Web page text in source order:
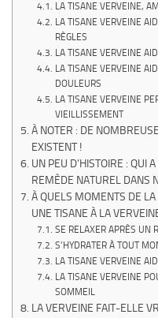
LA TISANE VERVEINE,
LA TISANE VERVEINE
RÈGLES
LA TISANE VERVEINE
LA TISANE VERVEINE
DOULEURS
LA TISANE VERVEINE
VIEILLISSEMENT
À NOTER : DE
EXISTENT !
UN PEU D’HISTOIRE : QUI
REMÈDE NATUREL DANS
À QUELS MOMENTS DE
UNE TISANE À LA
SE RELAXER APRÈS UN
S’HYDRATER À TOUT
LA TISANE VERVEINE
LA TISANE VERVEINE
SOMMEIL
LA VERVEINE FAIT-ELLE